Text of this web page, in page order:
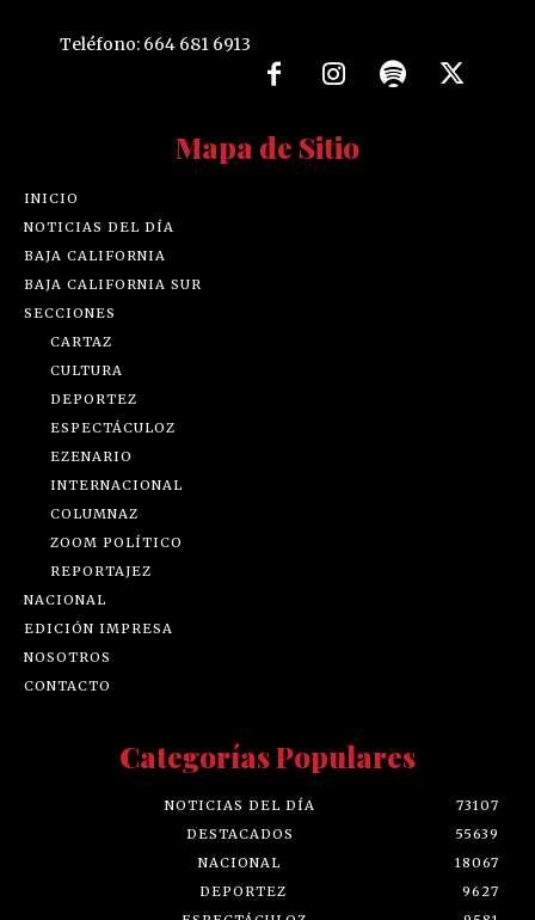
Teléfono: 664 681 6913
Mapa de Sitio
INICIO
NOTICIAS DEL DÍA
BAJA CALIFORNIA
BAJA CALIFORNIA SUR
SECCIONES
CARTAZ
CULTURA
DEPORTEZ
ESPECTÁCULOZ
EZENARIO
INTERNACIONAL
COLUMNAZ
ZOOM POLÍTICO
REPORTAJEZ
NACIONAL
EDICIÓN IMPRESA
NOSOTROS
CONTACTO
Categorías Populares
NOTICIAS DEL DÍA
73107
DESTACADOS
55639
NACIONAL
18067
DEPORTEZ
9627